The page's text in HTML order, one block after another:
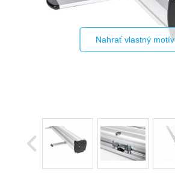
Nahrať vlastný motív